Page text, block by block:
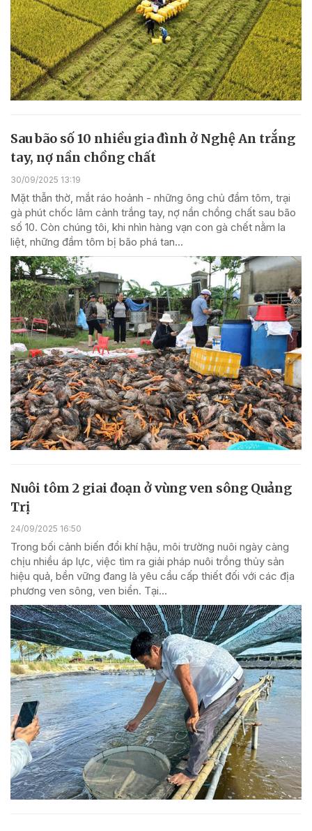
Sau bão số 10 nhiều gia đình ở Nghệ An trắng
tay, nợ nần chồng chất
30/09/2025 13:19
Mặt thẫn thờ, mắt ráo hoảnh - những ông chủ đầm tôm, trại
gà phút chốc lâm cảnh trắng tay, nợ nần chồng chất sau bão
số 10. Còn chúng tôi, khi nhìn hàng vạn con gà chết nằm la
liệt, những đầm tôm bị bão phá tan...
Nuôi tôm 2 giai đoạn ở vùng ven sông Quảng
Trị
24/09/2025 16:50
Trong bối cảnh biến đổi khí hậu, môi trường nuôi ngày càng
chịu nhiều áp lực, việc tìm ra giải pháp nuôi trồng thủy sản
hiệu quả, bền vững đang là yêu cầu cấp thiết đối với các địa
phương ven sông, ven biển. Tại...